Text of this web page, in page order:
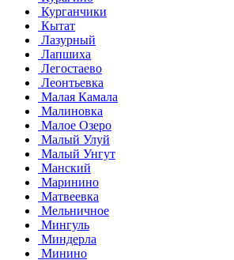
Курганчики
Кытат
Лазурный
Лапшиха
Легостаево
Леонтьевка
Малая Камала
Малиновка
Малое Озеро
Малый Улуй
Малый Унгут
Манский
Маринино
Матвеевка
Мельничное
Мингуль
Миндерла
Минино